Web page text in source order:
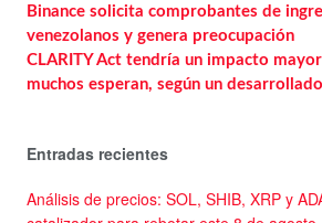
Binance solicita comprobantes de
venezolanos y genera preocupación
CLARITY Act tendría un impacto
muchos esperan, según un
Entradas recientes
Análisis de precios: SOL, SHIB, XRP y